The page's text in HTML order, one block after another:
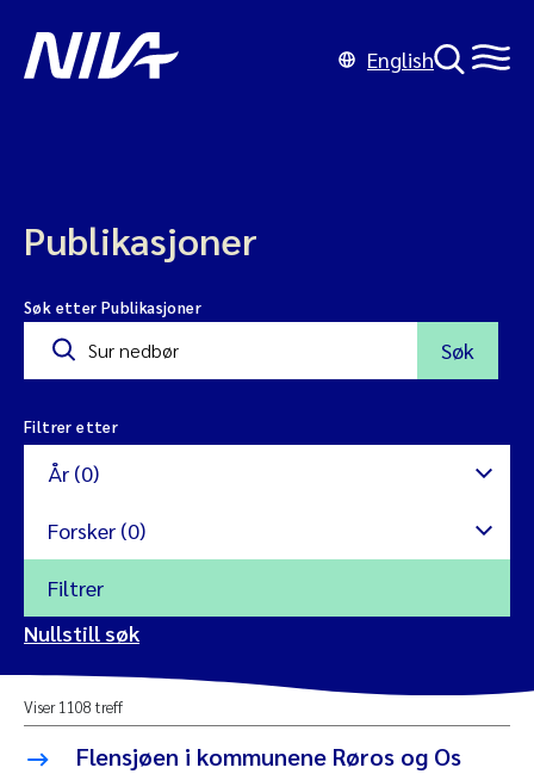
English
Publikasjoner
Søk etter Publikasjoner
Søk
Filtrer etter
År (0)
2024
Forsker (0)
Yan Lin
Filtrer
Nullstill søk
Viser 1108 treff
Flensjøen i kommunene Røros og Os